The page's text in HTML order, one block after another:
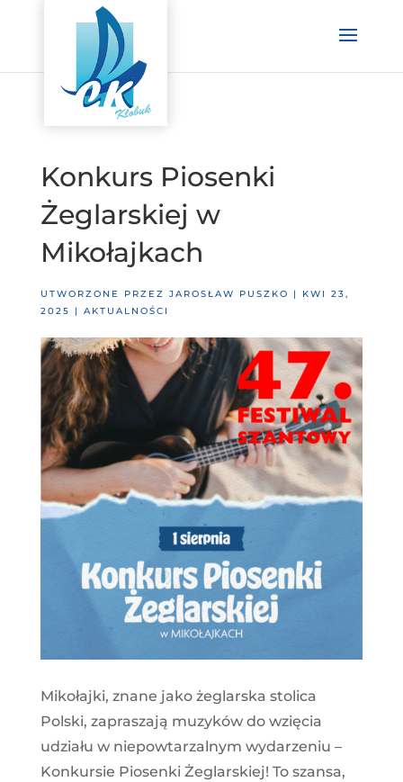
Konkurs Piosenki
Żeglarskiej w
Mikołajkach
UTWORZONE PRZEZ JAROSŁAW PUSZKO | KWI 23,
2025
| AKTUALNOŚCI
Mikołajki, znane jako żeglarska stolica
Polski, zapraszają muzyków do wzięcia
udziału w niepowtarzalnym wydarzeniu –
Konkursie Piosenki Żeglarskiej! To szansa,